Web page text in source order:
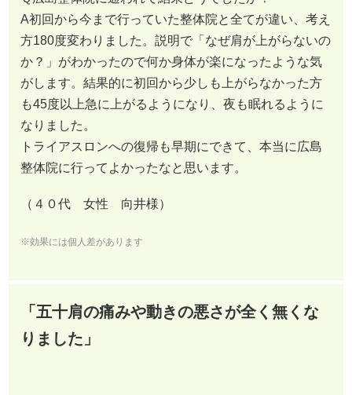
A初回から今まで行っていた整体院と全てが違い、考え
方180度変わりました。説明で「なぜ肩が上がらないの
か？」がわかったので何か身体が楽になったような気
がします。結果的に初回から少しも上がらなかった方
も45度以上急に上がるようになり、夜も眠れるように
なりました。
トライアスロンへの復帰も早期にできて、本当に広島
整体院に行ってよかったなと思います。
（４０代 女性 向井様）
※効果には個人差があります
「五十肩の痛みや動きの悪さが全く無くな
りました」